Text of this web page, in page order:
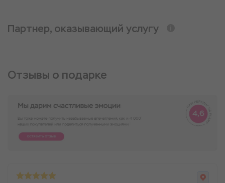
Партнер, оказывающий услугу
Отзывы о подарке